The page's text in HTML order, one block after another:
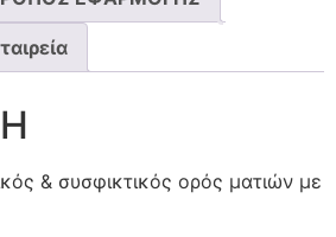
& συσφικτικός ορός ματιών με